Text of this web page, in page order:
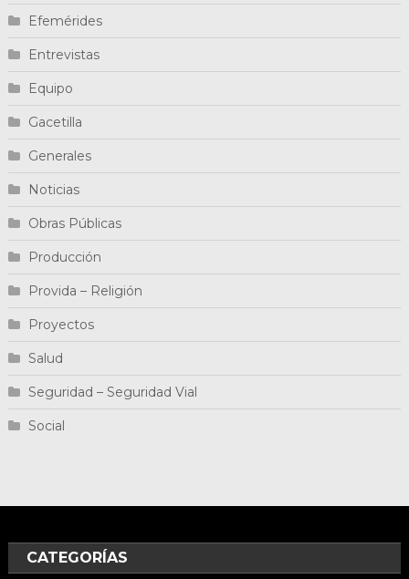
Efemérides
Entrevistas
Equipo
Gacetilla
Generales
Noticias
Obras Públicas
Producción
Provida – Religión
Proyectos
Salud
Seguridad – Seguridad Vial
Social
CATEGORÍAS